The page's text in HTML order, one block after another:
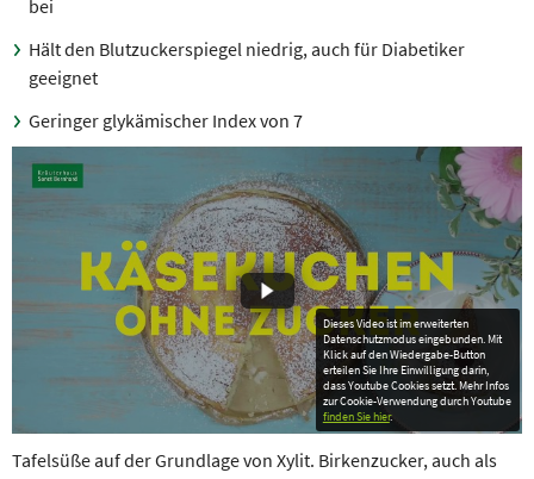
bei
Hält den Blutzuckerspiegel niedrig, auch für Diabetiker
geeignet
Geringer glykämischer Index von 7
Dieses Video ist im erweiterten
Datenschutzmodus eingebunden. Mit
Klick auf den Wiedergabe-Button
erteilen Sie Ihre Einwilligung darin,
dass Youtube Cookies setzt. Mehr Infos
zur Cookie-Verwendung durch Youtube
finden Sie hier.
Tafelsüße auf der Grundlage von Xylit. Birkenzucker, auch als